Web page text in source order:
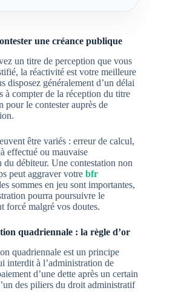
une créance publique
un titre de perception que vous
la réactivité est votre meilleure
disposez généralement d’un délai
à compter de la réception du titre
pour le contester auprès de
être variés : erreur de calcul,
effectué ou mauvaise
débiteur. Une contestation non
peut aggraver votre bfr
sommes en jeu sont importantes,
pourra poursuivre le
forcé malgré vos doutes.
quadriennale : la règle d’or
quadriennale est un principe
interdit à l’administration de
d’une dette après un certain
des piliers du droit administratif